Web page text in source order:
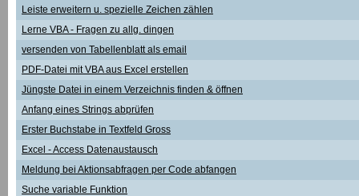
Leiste erweitern u. spezielle Zeichen zählen
Lerne VBA - Fragen zu allg. dingen
versenden von Tabellenblatt als email
PDF-Datei mit VBA aus Excel erstellen
Jüngste Datei in einem Verzeichnis finden & öffnen
Anfang eines Strings abprüfen
Erster Buchstabe in Textfeld Gross
Excel - Access Datenaustausch
Meldung bei Aktionsabfragen per Code abfangen
Suche variable Funktion